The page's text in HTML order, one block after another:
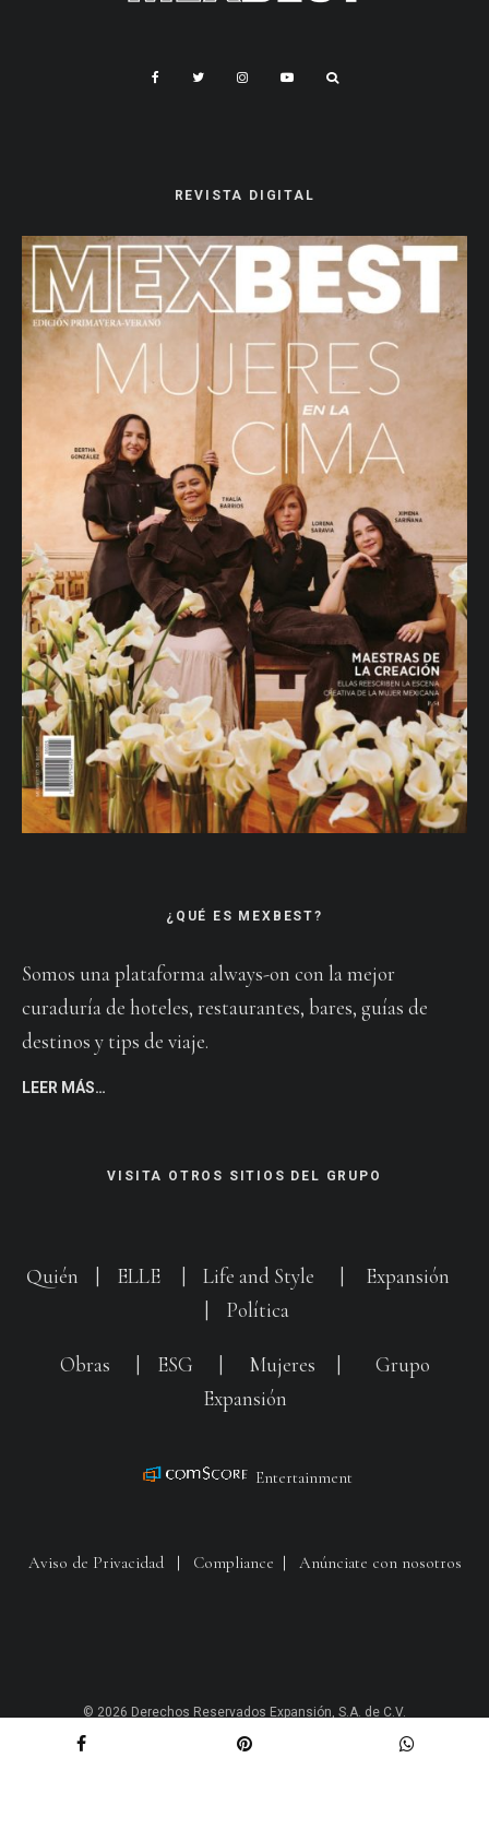
REVISTA DIGITAL
¿QUÉ ES MEXBEST?
Somos una plataforma always-on con la mejor
curaduría de hoteles, restaurantes, bares, guías de
destinos y tips de viaje.
LEER MÁS…
VISITA OTROS SITIOS DEL GRUPO
Quién ELLE Life and Style
Expansión
Política
Obras ESG Mujeres
Grupo
Expansión
Entertainment
Aviso de Privacidad| Compliance | Anúnciate con nosotros
© 2026 Derechos Reservados Expansión, S.A. de C.V.